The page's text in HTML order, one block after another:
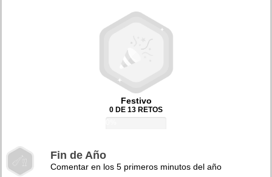
Festivo
0 DE 13 RETOS
Fin de Año
Comentar en los 5 primeros minutos del año